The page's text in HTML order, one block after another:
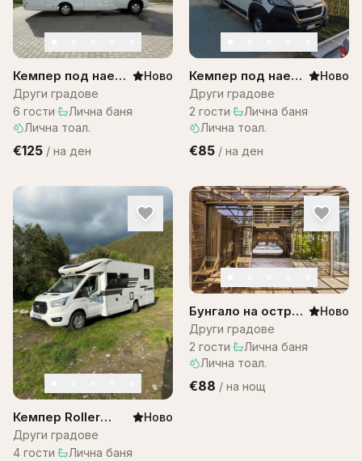
Кемпер под наем
– Citroen
Campervan
Ново
Други градове
6 гости· Лична баня·
Лична тоал.
€125 / на ден
Кемпер под наем
за двама
Ново
Други градове
2 гости· Лична баня·
Лична тоал.
€85 / на ден
Кемпер Roller
team 287
Ново
Други градове
4 гости· Лична баня·
Бунгало на остров
Бали -Bungalow
Bali WOW! A1
Ново
Други градове
2 гости· Лична баня·
Лична тоал.
€88 / на нощ